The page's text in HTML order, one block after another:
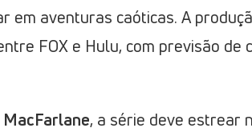
em aventuras caóticas. A
FOX e Hulu, com previsão de
MacFarlane, a série deve estrear